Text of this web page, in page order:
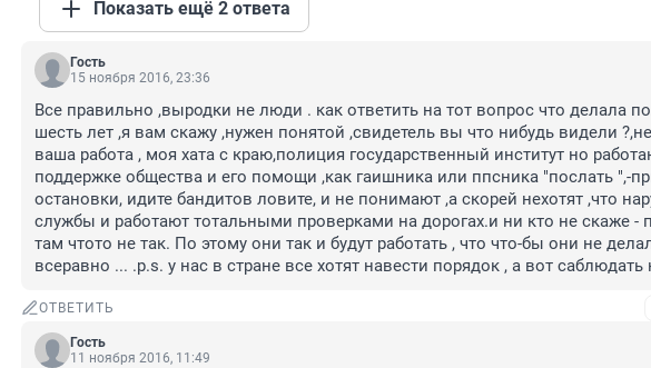
Показать ещё 2 ответа
Гость
15 ноября 2016, 23:36
Все правильно ,выродки не люди . как ответить на тот вопрос что делала
шесть лет ,я вам скажу ,нужен понятой ,свидетель вы что нибудь видели
ваша работа , моя хата с краю,полиция государственный институт но
поддержке общества и его помощи ,как гаишника или ппсника "послать ",-
остановки, идите бандитов ловите, и не понимают ,а скорей нехотят ,что
службы и работают тотальными проверками на дорогах.и ни кто не скаже -
там чтото не так. По этому они так и будут работать , что что-бы они не
всеравно ... .p.s. у нас в стране все хотят навести порядок , а вот саблюдать
ОТВЕТИТЬ
Гость
11 ноября 2016, 11:49